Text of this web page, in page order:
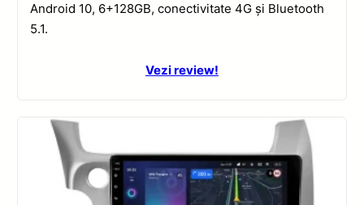
Android 10, 6+128GB, conectivitate 4G și Bluetooth
5.1.
Vezi review!